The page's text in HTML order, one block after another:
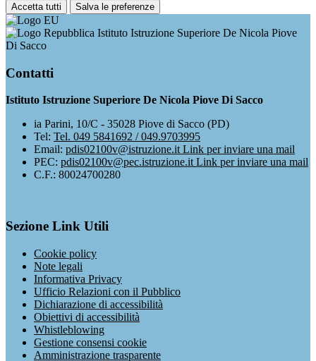
Accetta tutti Salva le preferenze
Istituto Istruzione Superiore De Nicola Piove
Di Sacco
Contatti
Istituto Istruzione Superiore De Nicola Piove Di Sacco
ia Parini, 10/C - 35028 Piove di Sacco (PD)
Tel: Tel. 049 5841692 / 049.9703995
Email: pdis02100v@istruzione.itLink per inviare una mail
PEC: pdis02100v@pec.istruzione.itLink per inviare una mail
C.F.: 80024700280
Sezione Link Utili
Cookie policy
Note legali
Informativa Privacy
Ufficio Relazioni con il Pubblico
Dichiarazione di accessibilità
Obiettivi di accessibilità
Whistleblowing
Gestione consensi cookie
Amministrazione trasparente